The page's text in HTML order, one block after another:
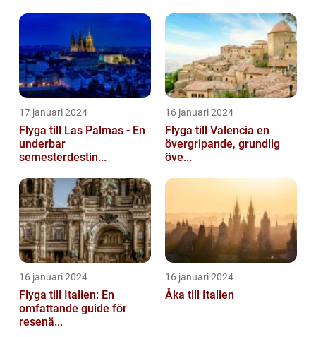
17 januari 2024
Flyga till Las Palmas - En
underbar
semesterdestin...
16 januari 2024
Flyga till Valencia en
övergripande, grundlig
öve...
16 januari 2024
Flyga till Italien: En
omfattande guide för
resenä...
16 januari 2024
Åka till Italien